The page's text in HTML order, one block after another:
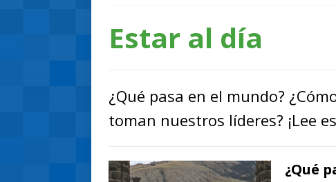
Estar al día
¿Qué pasa en el mundo?
toman nuestros líderes? ¡Lee
¿Qué